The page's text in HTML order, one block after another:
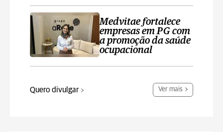
Medvitae fortalece
empresas em PG com
a promoção da saúde
ocupacional
Quero divulgar Ver mais